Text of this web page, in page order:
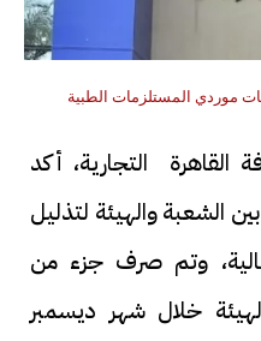
موردي المستلزمات الطبية
القاهرة التجارية، أكد
الشعبة والهيئة لتذليل
وتم صرف جزء من
خلال شهر ديسمبر